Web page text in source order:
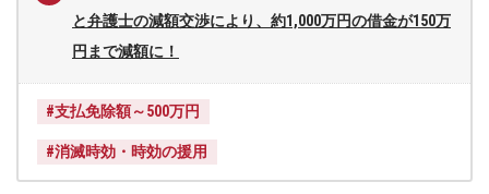
と弁護士の減額交渉により、約1,000万円の借金が150万
円まで減額に！
#支払免除額～500万円
#消滅時効・時効の援用